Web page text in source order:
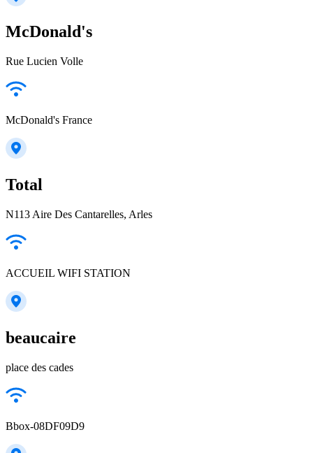
McDonald's
Rue Lucien Volle
McDonald's France
Total
N113 Aire Des Cantarelles, Arles
ACCUEIL WIFI STATION
beaucaire
place des cades
Bbox-08DF09D9